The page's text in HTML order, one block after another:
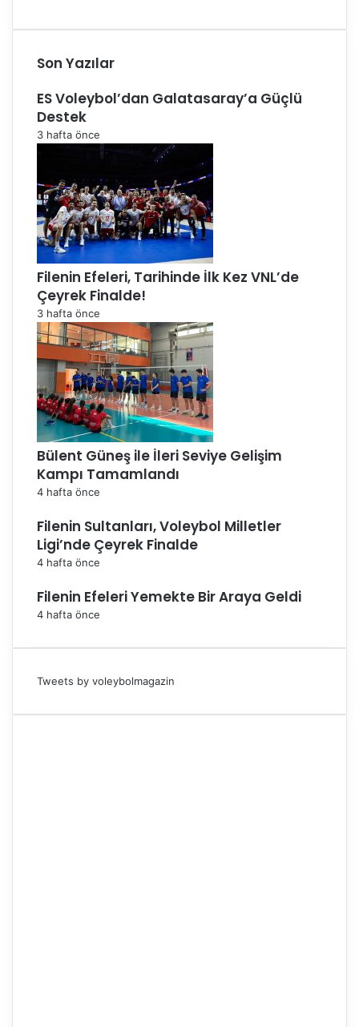
Son Yazılar
ES Voleybol’dan Galatasaray’a Güçlü
Destek
3 hafta önce
Filenin Efeleri, Tarihinde İlk Kez VNL’de
Çeyrek Finalde!
3 hafta önce
Bülent Güneş ile İleri Seviye Gelişim
Kampı Tamamlandı
4 hafta önce
Filenin Sultanları, Voleybol Milletler
Ligi’nde Çeyrek Finalde
4 hafta önce
Filenin Efeleri Yemekte Bir Araya Geldi
4 hafta önce
Tweets by voleybolmagazin